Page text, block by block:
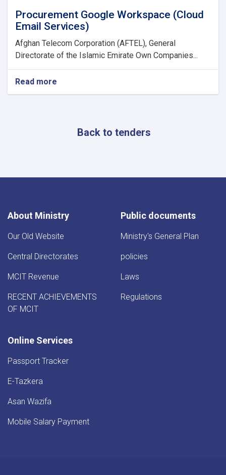
Procurement Google Workspace (Cloud
Email Services)
Afghan Telecom Corporation (AFTEL), General
Directorate of the Islamic Emirate Own Companies...
Read more
Back to tenders
About Ministry
Our Old Website
Central Directorates
MCIT Revenue
RECENT ACHIEVEMENTS
OF MCIT
Public documents
Ministry's General Plan
policies
Laws
Regulations
Online Services
Passport Tracker
E-Tazkera
Asan Wazifa
Mobile Salary Payment